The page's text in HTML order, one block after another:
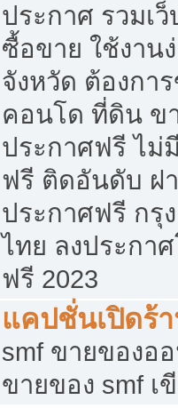
ประกาศ รวมเ
ซื้อขาย ใช้งาน
จังหวัด ต้องกา
คอนโด ที่ดิน ข
ประกาศฟรี ไม่
ฟรี ติดอันดับ ฝ
ประกาศฟรี กรุ
ไทย ลงประกา
ฟรี 2023
แคปชั่นเปิดร้
smf ขายของอ
ขายของ smf เ